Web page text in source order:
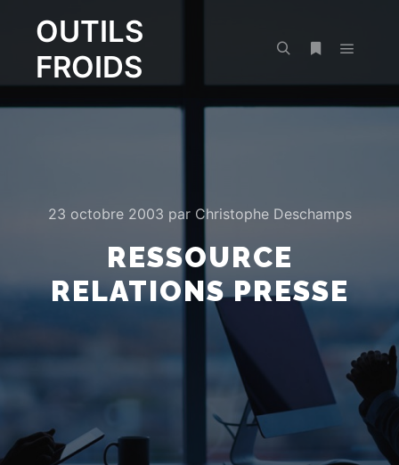
OUTILS
FROIDS
23 octobre 2003 par Christophe Deschamps
RESSOURCE
RELATIONS PRESSE